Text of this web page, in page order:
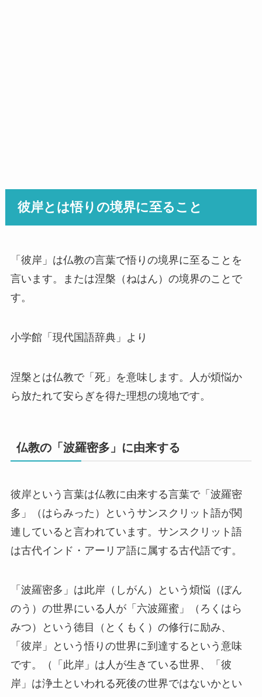
彼岸とは悟りの境界に至ること
「彼岸」は仏教の言葉で悟りの境界に至ることを
言います。または涅槃（ねはん）の境界のことで
す。
小学館「現代国語辞典」より
涅槃とは仏教で「死」を意味します。人が煩悩か
ら放たれて安らぎを得た理想の境地です。
仏教の「波羅密多」に由来する
彼岸という言葉は仏教に由来する言葉で「波羅密
多」（はらみった）というサンスクリット語が関
連していると言われています。サンスクリット語
は古代インド・アーリア語に属する古代語です。
「波羅密多」は此岸（しがん）という煩悩（ぼん
のう）の世界にいる人が「六波羅蜜」（ろくはら
みつ）という徳目（とくもく）の修行に励み、
「彼岸」という悟りの世界に到達するという意味
です。（「此岸」は人が生きている世界、「彼
岸」は浄土といわれる死後の世界ではないかとい